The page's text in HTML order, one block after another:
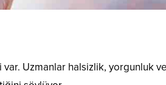
Uzmanlar halsizlik, yorgunluk